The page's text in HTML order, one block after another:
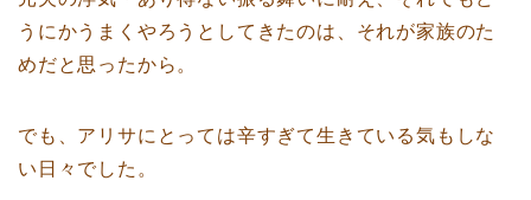
うにかうまくやろうとしてきたのは、それが家族のた
めだと思ったから。
でも、アリサにとっては辛すぎて生きている気もしな
い日々でした。